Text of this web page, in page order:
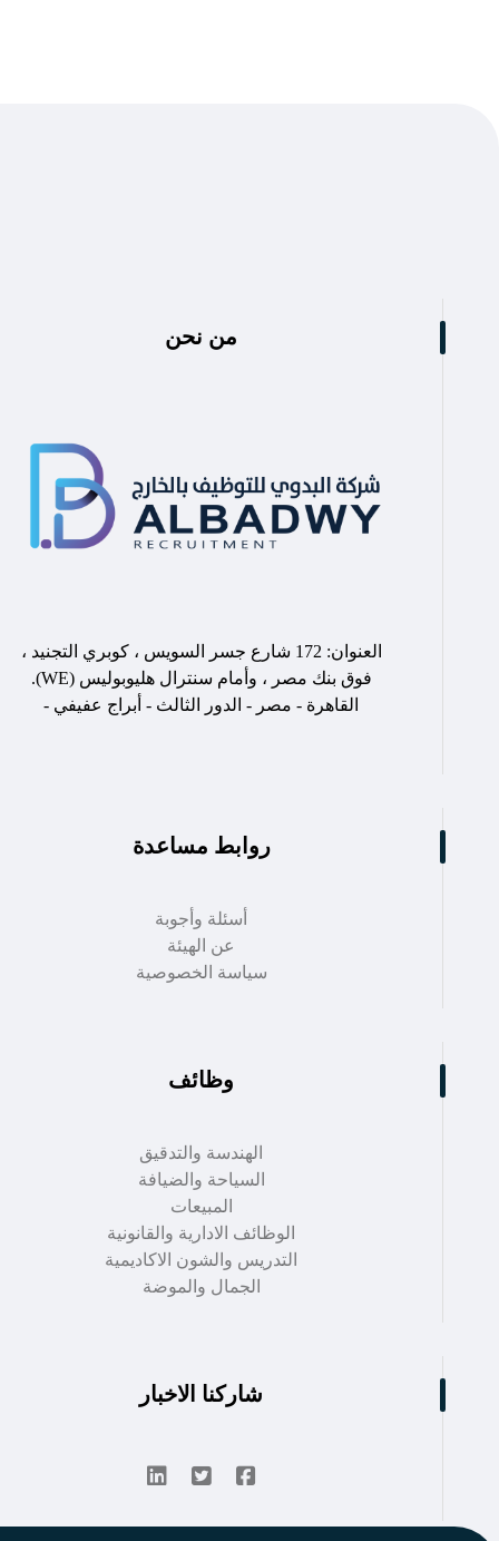
من نحن
العنوان: 172 شارع جسر السويس ، كوبري التجنيد ،
فوق بنك مصر ، وأمام سنترال هليوبوليس (WE).
القاهرة - مصر - الدور الثالث - أبراج عفيفي -
روابط مساعدة
أسئلة وأجوبة
عن الهيئة
سياسة الخصوصية
وظائف
الهندسة والتدقيق
السياحة والضيافة
المبيعات
الوظائف الادارية والقانونية
التدريس والشون الاكاديمية
الجمال والموضة
شاركنا الاخبار